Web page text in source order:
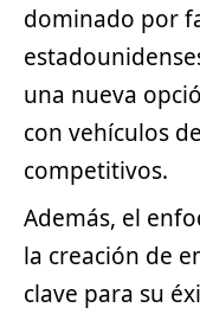
dominado por
una nueva
con vehículos
competitivos.
Además, el
la creación de
clave para su